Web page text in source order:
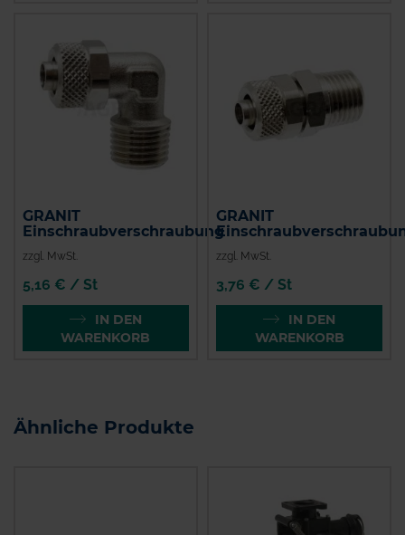
GRANIT
Einschraubverschraubung
zzgl. MwSt.
5,16 € / St
IN DEN
WARENKORB
GRANIT
zzgl. MwSt.
3,76 € / St
IN DEN
WARENKORB
Ähnliche Produkte